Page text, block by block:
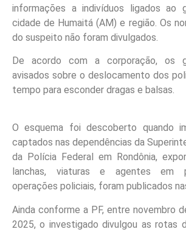
informações a indivíduos ligados ao
cidade de Humaitá (AM) e região. Os
do suspeito não foram divulgados.
De acordo com a corporação, os
avisados sobre o deslocamento dos
tempo para esconder dragas e balsas.
O esquema foi descoberto quando
captados nas dependências da
da Polícia Federal em Rondônia,
lanchas, viaturas e agentes em
operações policiais, foram publicados
Ainda conforme a PF, entre novembro
2025, o investigado divulgou as rotas